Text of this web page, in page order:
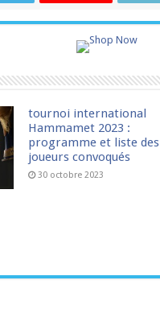
tournoi international
Hammamet 2023 :
programme et liste des
joueurs convoqués
30 octobre 2023